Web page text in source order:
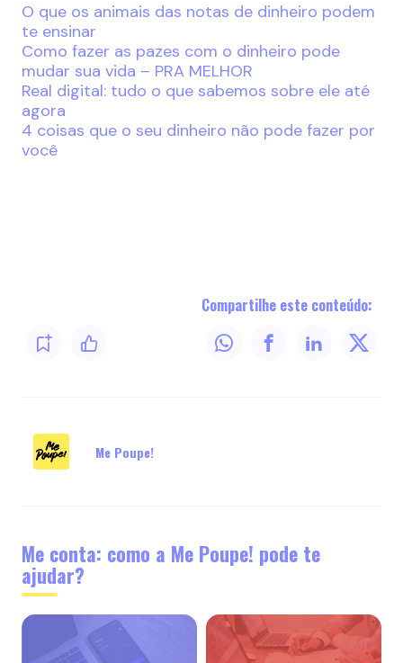
O que os animais das notas de dinheiro podem
te ensinar
Como fazer as pazes com o dinheiro pode
mudar sua vida – PRA MELHOR
Real digital: tudo o que sabemos sobre ele até
agora
4 coisas que o seu dinheiro não pode fazer por
você
Compartilhe este conteúdo:
Me Poupe!
Me conta: como a Me Poupe! pode te
ajudar?